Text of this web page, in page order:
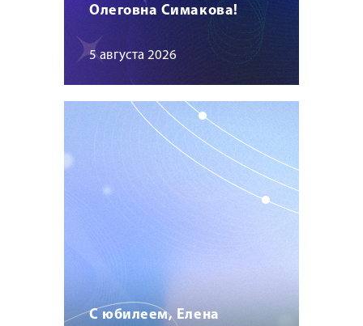
Олеговна Симакова!
5 августа 2026
С юбилеем, Елена